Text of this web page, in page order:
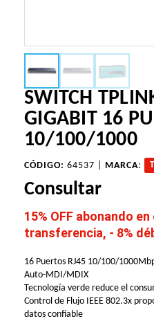
SWITCH
GIGABIT 16
10/100/1000
CÓDIGO: 64537 | MARCA:
Consultar
15% OFF abonando
transferencia, - 8%
16 Puertos RJ45 10/100/
Auto-MDI/MDIX
Tecnología verde reduce el
Control de Flujo IEEE 802.3x
datos confiable